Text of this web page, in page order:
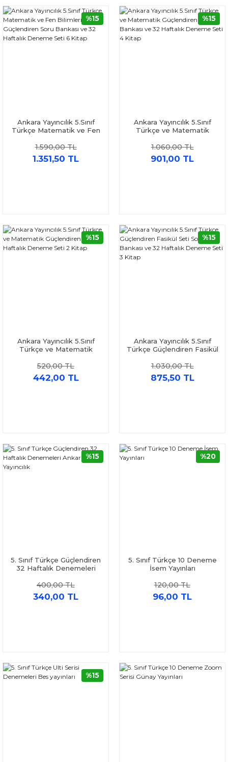
Ankara Yayıncılık 5.Sınıf
Türkçe Matematik ve Fen
Bankası ve 32 Haftalık
Deneme Seti 6 Kitap
1.590,00 TL
1.351,50 TL
%15
Ankara Yayıncılık 5.Sınıf
Türkçe ve Matematik
ve 32 Haftalık Deneme
Seti 4 Kitap
1.060,00 TL
901,00 TL
%15
Ankara Yayıncılık 5.Sınıf
Türkçe ve Matematik
Deneme Seti 2 Kitap
520,00 TL
442,00 TL
%15
Ankara Yayıncılık 5.Sınıf
Türkçe Güçlendiren Fasikül
Haftalık Deneme Seti 3
Kitap
1.030,00 TL
875,50 TL
%15
5. Sınıf Türkçe Güçlendiren
32 Haftalık Denemeleri
400,00 TL
340,00 TL
%15
5. Sınıf Türkçe 10 Deneme
İsem Yayınları
120,00 TL
96,00 TL
%20
%15